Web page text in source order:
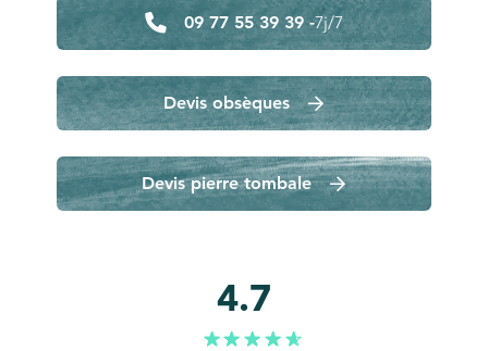
09 77 55 39 39 -7j/7
Devis obsèques
Devis pierre tombale
4.7